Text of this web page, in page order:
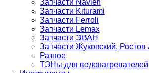
Запчасти Navien
Запчасти Kiturami
Запчасти Ferroli
Запчасти Lemax
Запчасти ЭВАН
Запчасти Жуковский,
Разное
ТЭНы для водонагревателей